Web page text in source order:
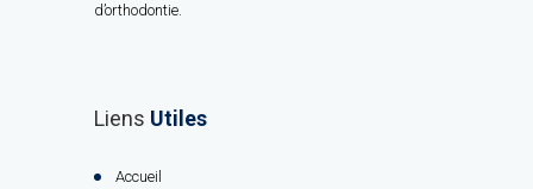
d’orthodontie.
Liens Utiles
Accueil